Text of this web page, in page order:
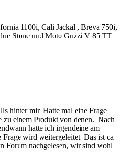
1100i, Cali Jackal , Breva 750i,
Stone und Moto Guzzi V 85 TT
hinter mir. Hatte mal eine Frage
zu einem Produkt von denen. Nach
hatte ich irgendeine am
wird weitergeleitet. Das ist ca
Forum nachgelesen, wir sind wohl